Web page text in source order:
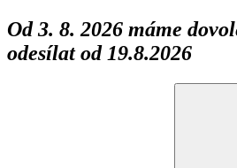
Od 3. 8. 2026 máme
odesílat od 19.8.2026